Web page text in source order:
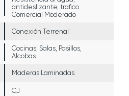
antideslizante, trafico
Comercial Moderado
Conexión Terrenal
Cocinas, Salas, Pasillos,
Alcobas
Maderas Laminadas
CJ